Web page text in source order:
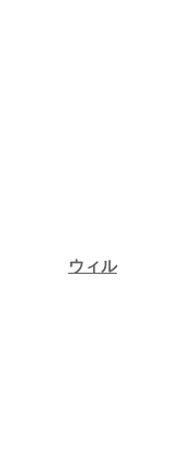
ウィル